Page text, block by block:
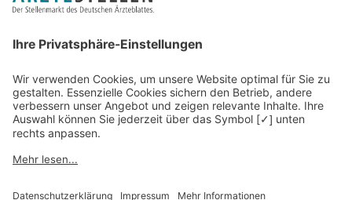
Kontakt
Datenschutz
Newsletter